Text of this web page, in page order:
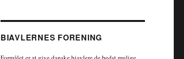
BIAVLERNES FORENING